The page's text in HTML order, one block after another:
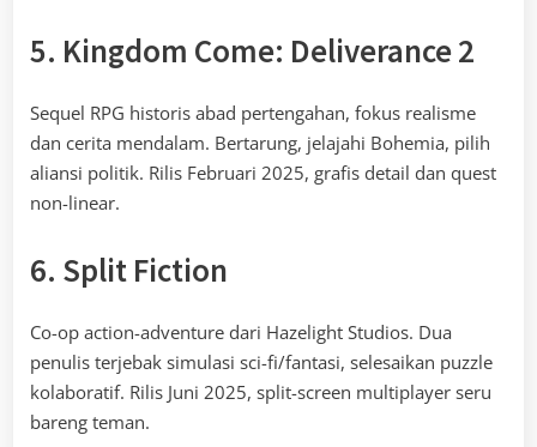
5. Kingdom Come: Deliverance 2
Sequel RPG historis abad pertengahan, fokus realisme
dan cerita mendalam. Bertarung, jelajahi Bohemia, pilih
aliansi politik. Rilis Februari 2025, grafis detail dan quest
non-linear.
6. Split Fiction
Co-op action-adventure dari Hazelight Studios. Dua
penulis terjebak simulasi sci-fi/fantasi, selesaikan puzzle
kolaboratif. Rilis Juni 2025, split-screen multiplayer seru
bareng teman.